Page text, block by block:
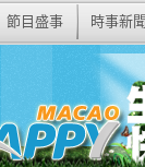
節目盛事 時事新聞